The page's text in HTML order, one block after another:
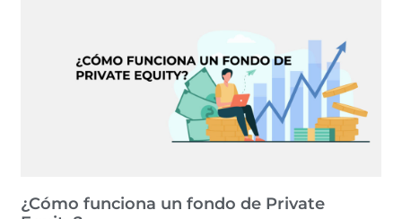
¿Cómo funciona un fondo de Private